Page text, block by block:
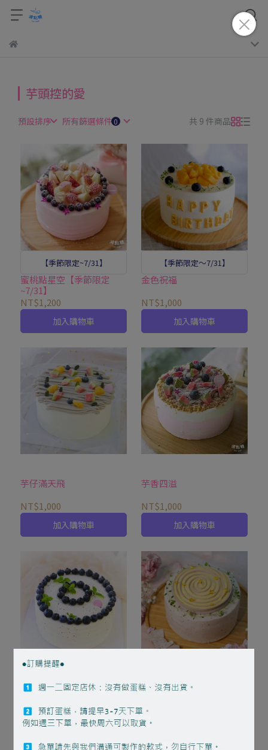
芋頭控的愛
預設排序 所有篩選條件 共 9 件商品
【季節限定~7/31】
蜜桃點星空【季節限定
~7/31】
NT$1,200
加入購物車
【季節限定～7/31】
金色祝福
NT$1,000
加入購物車
芋仔滿天飛
NT$1,000
加入購物車
芋香四溢
NT$1,000
加入購物車
芋見紅茶
NT$1,000
加入購物車
芋香珍愛
NT$1,000